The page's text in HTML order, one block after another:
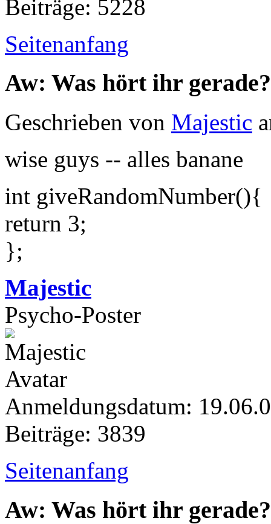
Beiträge: 5228
Seitenanfang
Aw: Was hört ihr gerade?
Geschrieben von Majestic
wise guys -- alles banane
int giveRandomNumber(){
return 3;
};
Majestic
Psycho-Poster
Anmeldungsdatum:
Beiträge: 3839
Seitenanfang
Aw: Was hört ihr gerade?